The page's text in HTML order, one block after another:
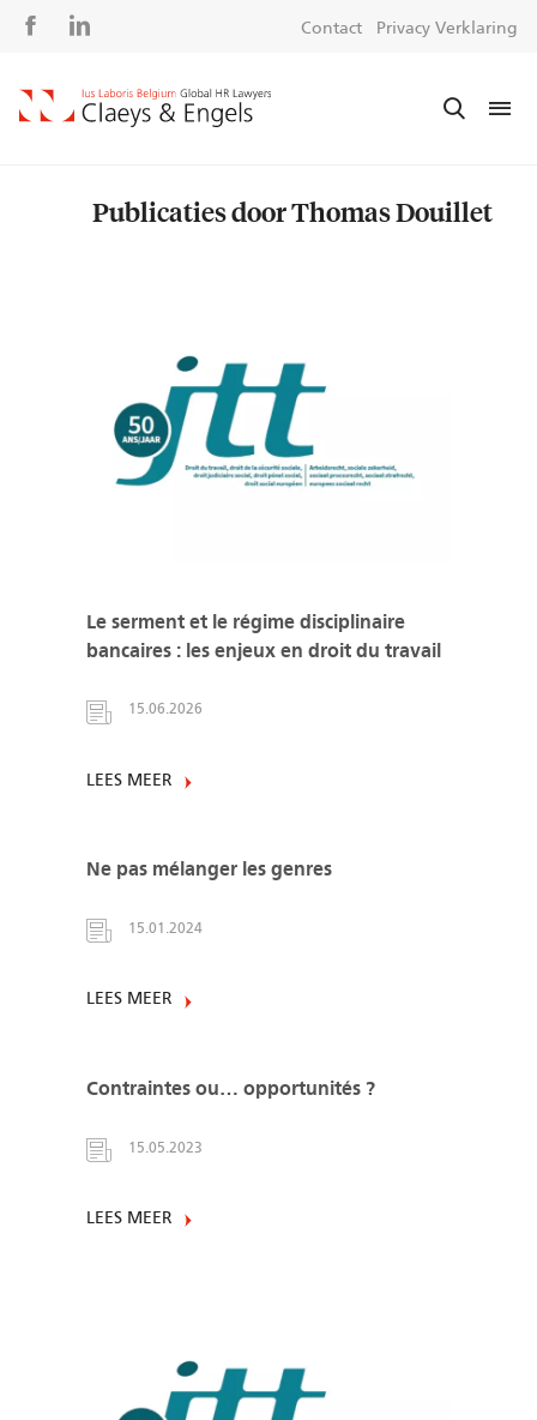
Social
Contact Privacy Verklaring
Publicaties door Thomas Douillet
Le serment et le régime disciplinaire
bancaires : les enjeux en droit du travail
15.06.2026
LEES MEER
Ne pas mélanger les genres
15.01.2024
LEES MEER
Contraintes ou… opportunités ?
15.05.2023
LEES MEER